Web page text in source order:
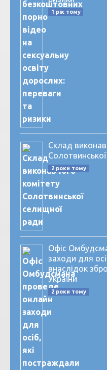
1 рік тому
Склад
2 роки тому
Офіс
заходи для
внаслідок
України
2 роки тому